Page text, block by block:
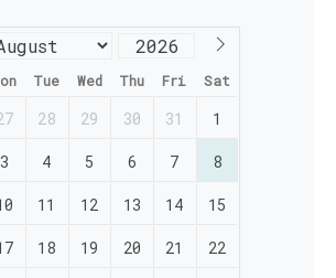
Tue Wed Thu Fri Sat
28 29 30 31 1
3 4 5 6 7 8
11 12 13 14 15
18 19 20 21 22